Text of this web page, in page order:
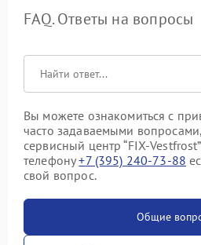
FAQ. Ответы на вопросы
Вы можете ознакомиться с
часто задаваемыми
сервисный центр “FIX-
телефону+7 (395) 240-73-88
свой вопрос.
Общие